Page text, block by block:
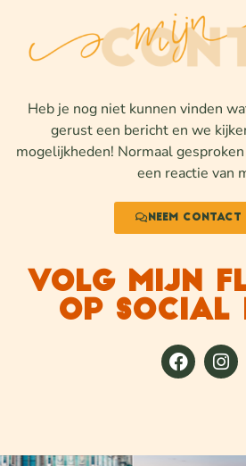
Heb je nog niet kunnen vinden
gerust een bericht en we
mogelijkheden! Normaal
een reactie van
Neem contact
VOLG MIJN
OP SOCIAL